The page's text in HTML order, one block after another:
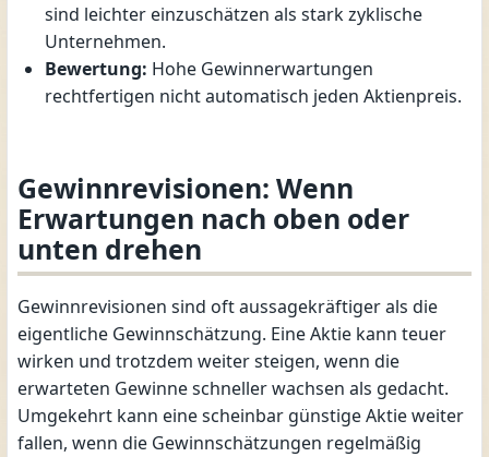
sind leichter einzuschätzen als stark zyklische
Unternehmen.
Bewertung: Hohe Gewinnerwartungen
rechtfertigen nicht automatisch jeden Aktienpreis.
Gewinnrevisionen: Wenn
Erwartungen nach oben oder
unten drehen
Gewinnrevisionen sind oft aussagekräftiger als die
eigentliche Gewinnschätzung. Eine Aktie kann teuer
wirken und trotzdem weiter steigen, wenn die
erwarteten Gewinne schneller wachsen als gedacht.
Umgekehrt kann eine scheinbar günstige Aktie weiter
fallen, wenn die Gewinnschätzungen regelmäßig